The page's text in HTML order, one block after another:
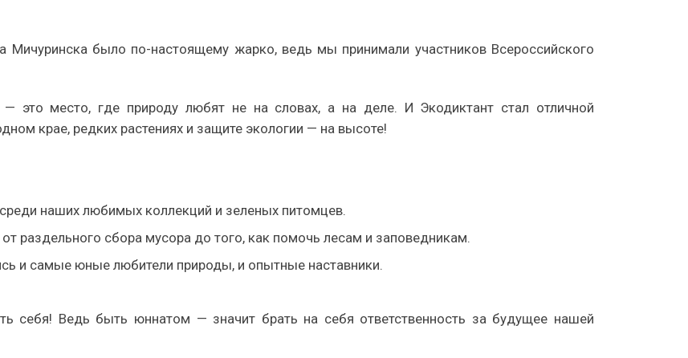
Мичуринска было по-настоящему жарко, ведь мы принимали участников Всероссийского
это место, где природу любят не на словах, а на деле. И Экодиктант стал отличной
крае, редких растениях и защите экологии — на высоте!
наших любимых коллекций и зеленых питомцев.
раздельного сбора мусора до того, как помочь лесам и заповедникам.
и самые юные любители природы, и опытные наставники.
себя! Ведь быть юннатом — значит брать на себя ответственность за будущее нашей